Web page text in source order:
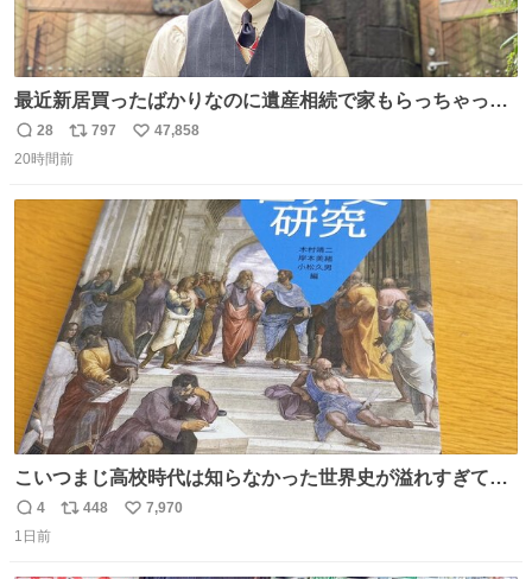
最近新居買ったばかりなのに遺産相続で家もらっちゃった
長男
返
信
28
リ
ポ
数
797
い
数
47,858
20時間前
こいつまじ高校時代は知らなかった世界史が溢れすぎてて
𝑩𝑰𝑮 𝑳𝑶𝑽𝑬＿＿
返
信
4
リ
448
い
7,970
1日前